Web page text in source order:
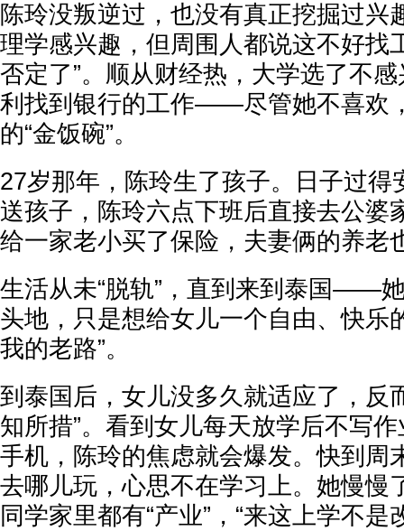
陈玲没叛逆过，也没有真正挖掘过兴
理学感兴趣，但周围人都说这不好找
否定了”。顺从财经热，大学选了不
利找到银行的工作——尽管她不喜欢
的“金饭碗”。
27岁那年，陈玲生了孩子。日子过得
送孩子，陈玲六点下班后直接去公婆
给一家老小买了保险，夫妻俩的养老
生活从未“脱轨”，直到来到泰国——
头地，只是想给女儿一个自由、快乐
我的老路”。
到泰国后，女儿没多久就适应了，反
知所措”。看到女儿每天放学后不写
手机，陈玲的焦虑就会爆发。快到周
去哪儿玩，心思不在学习上。她慢慢
同学家里都有“产业”，“来这上学不